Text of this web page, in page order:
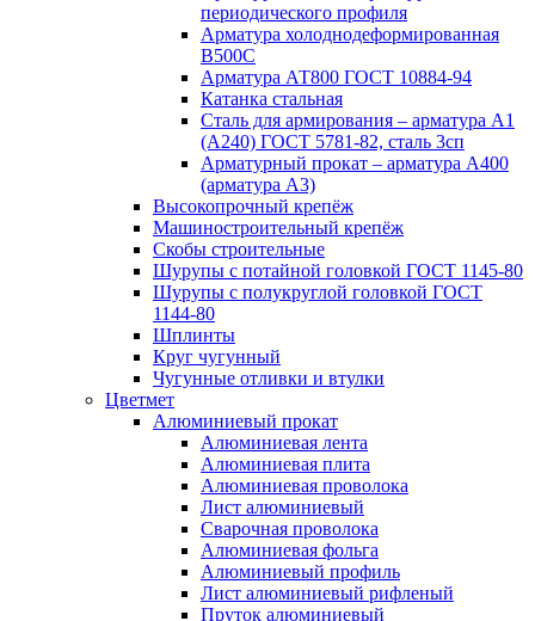
периодического профиля
Арматура холоднодеформированная
В500С
Арматура АТ800 ГОСТ 10884-94
Катанка стальная
Сталь для армирования – арматура А1
(А240) ГОСТ 5781-82, сталь 3сп
Арматурный прокат – арматура А400
(арматура А3)
Высокопрочный крепёж
Машиностроительный крепёж
Скобы строительные
Шурупы с потайной головкой ГОСТ 1145-80
Шурупы с полукруглой головкой ГОСТ
1144-80
Шплинты
Круг чугунный
Чугунные отливки и втулки
Цветмет
Алюминиевый прокат
Алюминиевая лента
Алюминиевая плита
Алюминиевая проволока
Лист алюминиевый
Сварочная проволока
Алюминиевая фольга
Алюминиевый профиль
Лист алюминиевый рифленый
Пруток алюминиевый